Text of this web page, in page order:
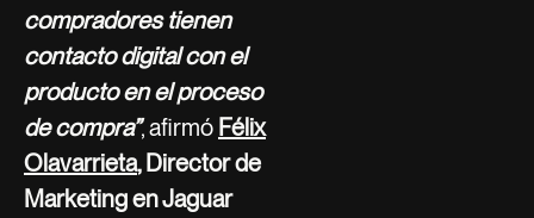
compradores tienen
contacto digital con el
producto en el proceso
de compra”, afirmó Félix
Olavarrieta, Director de
Marketing en Jaguar